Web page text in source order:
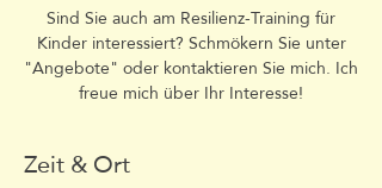
Sind Sie auch am Resilienz-Training für
Kinder interessiert? Schmökern Sie unter
"Angebote" oder kontaktieren Sie mich. Ich
freue mich über Ihr Interesse!
Zeit & Ort